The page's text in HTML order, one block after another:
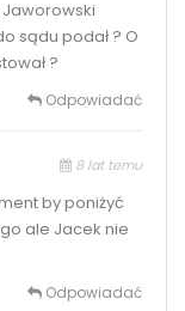
sądu podał ? O
?
Odpowiadać
8 lat temu
by poniżyć
ale Jacek nie
Odpowiadać